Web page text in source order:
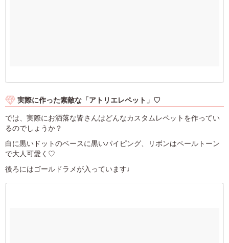
実際に作った素敵な「アトリエレペット」♡
では、実際にお洒落な皆さんはどんなカスタムレペットを作ってい
るのでしょうか？
白に黒いドットのベースに黒いパイピング、リボンはペールトーン
で大人可愛く♡
後ろにはゴールドラメが入っています♩